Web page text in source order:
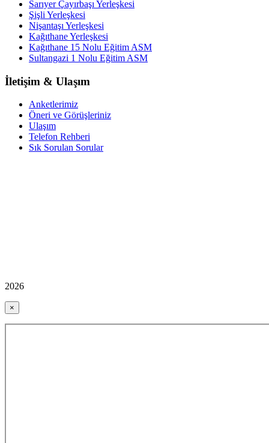
Sarıyer Çayırbaşı Yerleşkesi
Şişli Yerleşkesi
Nişantaşı Yerleşkesi
Kağıthane Yerleşkesi
Kağıthane 15 Nolu Eğitim ASM
Sultangazi 1 Nolu Eğitim ASM
İletişim & Ulaşım
Anketlerimiz
Öneri ve Görüşleriniz
Ulaşım
Telefon Rehberi
Sık Sorulan Sorular
2026
×